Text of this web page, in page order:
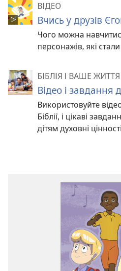
ВІДЕО
Вчись у друзів
Чого можна
персонажів, які
БІБЛІЯ І ВАШЕ ЖИТТЯ
Відео і завдання
Використовуйте
Біблії, і цікаві
дітям духовні